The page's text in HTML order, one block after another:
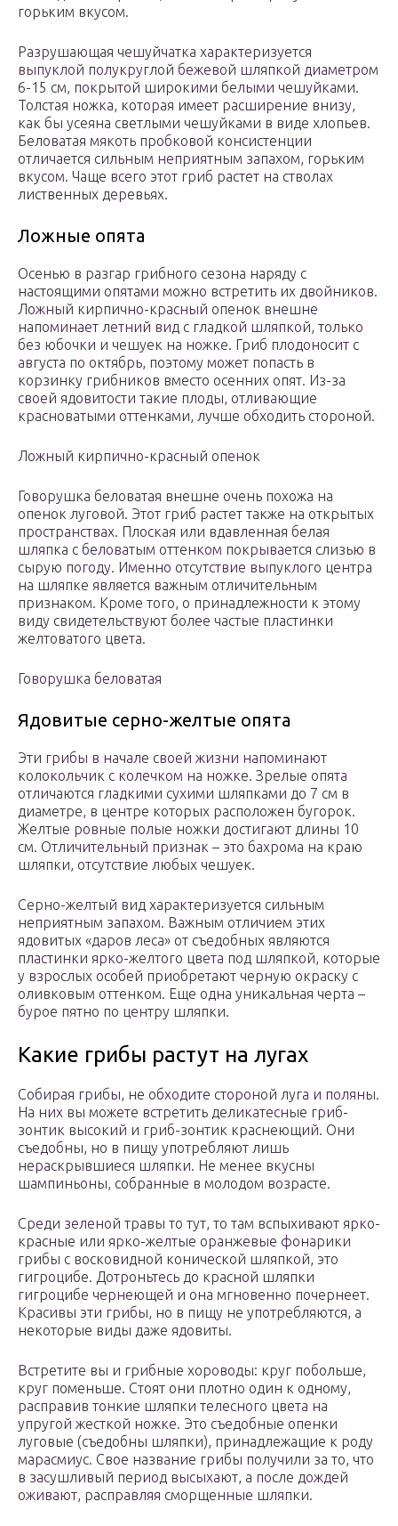
горьким вкусом.
Разрушающая чешуйчатка характеризуется
выпуклой полукруглой бежевой шляпкой диаметром
6-15 см, покрытой широкими белыми чешуйками.
Толстая ножка, которая имеет расширение внизу,
как бы усеяна светлыми чешуйками в виде хлопьев.
Беловатая мякоть пробковой консистенции
отличается сильным неприятным запахом, горьким
вкусом. Чаще всего этот гриб растет на стволах
лиственных деревьях.
Ложные опята
Осенью в разгар грибного сезона наряду с
настоящими опятами можно встретить их двойников.
Ложный кирпично-красный опенок внешне
напоминает летний вид с гладкой шляпкой, только
без юбочки и чешуек на ножке. Гриб плодоносит с
августа по октябрь, поэтому может попасть в
корзинку грибников вместо осенних опят. Из-за
своей ядовитости такие плоды, отливающие
красноватыми оттенками, лучше обходить стороной.
Ложный кирпично-красный опенок
Говорушка беловатая внешне очень похожа на
опенок луговой. Этот гриб растет также на открытых
пространствах. Плоская или вдавленная белая
шляпка с беловатым оттенком покрывается слизью в
сырую погоду. Именно отсутствие выпуклого центра
на шляпке является важным отличительным
признаком. Кроме того, о принадлежности к этому
виду свидетельствуют более частые пластинки
желтоватого цвета.
Говорушка беловатая
Ядовитые серно-желтые опята
Эти грибы в начале своей жизни напоминают
колокольчик с колечком на ножке. Зрелые опята
отличаются гладкими сухими шляпками до 7 см в
диаметре, в центре которых расположен бугорок.
Желтые ровные полые ножки достигают длины 10
см. Отличительный признак – это бахрома на краю
шляпки, отсутствие любых чешуек.
Серно-желтый вид характеризуется сильным
неприятным запахом. Важным отличием этих
ядовитых «даров леса» от съедобных являются
пластинки ярко-желтого цвета под шляпкой, которые
у взрослых особей приобретают черную окраску с
оливковым оттенком. Еще одна уникальная черта –
бурое пятно по центру шляпки.
Какие грибы растут на лугах
Собирая грибы, не обходите стороной луга и поляны.
На них вы можете встретить деликатесные гриб-
зонтик высокий и гриб-зонтик краснеющий. Они
съедобны, но в пищу употребляют лишь
нераскрывшиеся шляпки. Не менее вкусны
шампиньоны, собранные в молодом возрасте.
Среди зеленой травы то тут, то там вспыхивают ярко-
красные или ярко-желтые оранжевые фонарики
грибы с восковидной конической шляпкой, это
гигроцибе. Дотроньтесь до красной шляпки
гигроцибе чернеющей и она мгновенно почернеет.
Красивы эти грибы, но в пищу не употребляются, а
некоторые виды даже ядовиты.
Встретите вы и грибные хороводы: круг побольше,
круг поменьше. Стоят они плотно один к одному,
расправив тонкие шляпки телесного цвета на
упругой жесткой ножке. Это съедобные опенки
луговые (съедобны шляпки), принадлежащие к роду
марасмиус. Свое название грибы получили за то, что
в засушливый период высыхают, а после дождей
оживают, расправляя сморщенные шляпки.